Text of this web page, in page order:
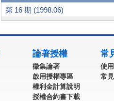
第 16 期 (1998.06)
論著授權
徵集論著
啟用授權專區
權利金計算說明
授權合約書下載
常
使
常